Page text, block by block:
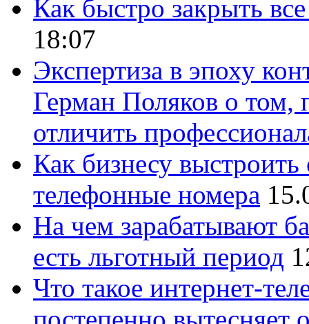
Как быстро закрыть
18:07
Экспертиза в эпоху
Герман Поляков о том,
отличить
Как бизнесу
телефонные номера
На чем зарабатывают
есть льготный период
Что такое интернет-